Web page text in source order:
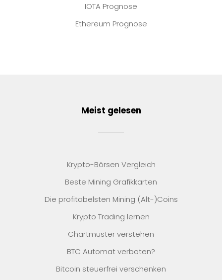
IOTA Prognose
Ethereum Prognose
Meist gelesen
Krypto-Börsen Vergleich
Beste Mining Grafikkarten
Die profitabelsten Mining (Alt-)Coins
Krypto Trading lernen
Chartmuster verstehen
BTC Automat verboten?
Bitcoin steuerfrei verschenken